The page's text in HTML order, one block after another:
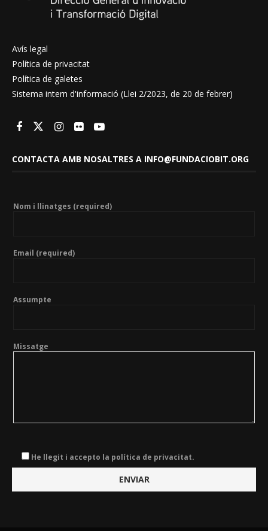
Avís legal
Política de privacitat
Política de galetes
Sistema intern d'informació (Llei 2/2023, de 20 de febrer)
CONTACTA AMB NOSALTRES A INFO@FUNDACIOBIT.ORG
Nom i llinatges (required)
Email (required)
Assumpte
Missatge
He llegit i accepto la política de privacitat.